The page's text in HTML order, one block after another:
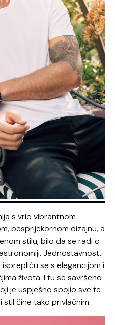
s vrlo vibrantnom
besprijekornom dizajnu, a
stilu, bilo da se radi o
Jednostavnost,
se s elegancijom i
života. I tu se savršeno
je uspješno spojio sve te
stil čine tako privlačnim.